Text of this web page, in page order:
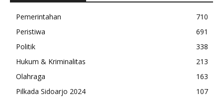
Pemerintahan
710
Peristiwa
691
Politik
338
Hukum & Kriminalitas
213
Olahraga
163
Pilkada Sidoarjo 2024
107